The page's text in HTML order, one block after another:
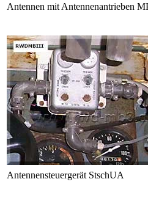
Antennen mit Antennenantrieben
Antennensteuergerät StschUA